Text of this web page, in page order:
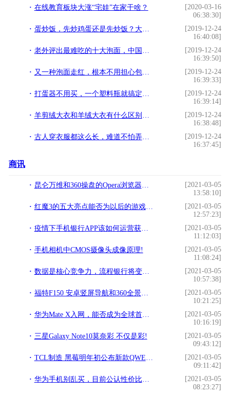
在线教育板块大涨“宅娃”在家干啥？
[2020-03-16
06:38:30]
蛋炒饭，先炒鸡蛋还是先炒饭？大厨：都不对，这样做米饭粒粒金黄
[2019-12-24
16:40:08]
老外评出最难吃的十大泡面，中国就有5款上榜
[2019-12-24
16:39:50]
又一种泡面走红，根本不用担心包装上那6个字，网友：康师傅再见
[2019-12-24
16:39:33]
打蛋器不用买，一个塑料瓶就搞定，打发蛋白超“省力”，省钱实用
[2019-12-24
16:39:14]
羊剪绒大衣和羊绒大衣有什么区别？哪个更好？这篇讲的很全面
[2019-12-24
16:38:48]
古人穿衣服都这么长，难道不怕弄脏吗？其实原因很简单
[2019-12-24
16:37:45]
商讯
昆仑万维和360操盘的Opera浏览器上市 谷歌贡献了近一半的收入!
[2021-03-05
13:58:10]
红魔3的五大亮点能否为以后的游戏手机设立标杆？红魔3手机评测!
[2021-03-05
12:57:23]
疫情下手机银行APP该如何运营获客和活客？!
[2021-03-05
11:12:03]
手机相机中CMOS摄像头成像原理!
[2021-03-05
11:08:24]
数据是核心竞争力，流程银行将变为数据银行!
[2021-03-05
10:57:38]
福特F150 安卓竖屏导航和360全景行车记录仪!
[2021-03-05
10:21:25]
华为Mate X入网，能否成为全球首款大量供应的折叠手机？!
[2021-03-05
10:16:19]
三星Galaxy Note10莫奈彩 不仅是彩!
[2021-03-05
09:43:12]
TCL制造 黑莓明年初公布新款QWERTY键盘手机!
[2021-03-05
09:11:42]
华为手机别乱买，目前公认性价比最高的旗舰机，网友：选它准没错!
[2021-03-05
08:23:27]